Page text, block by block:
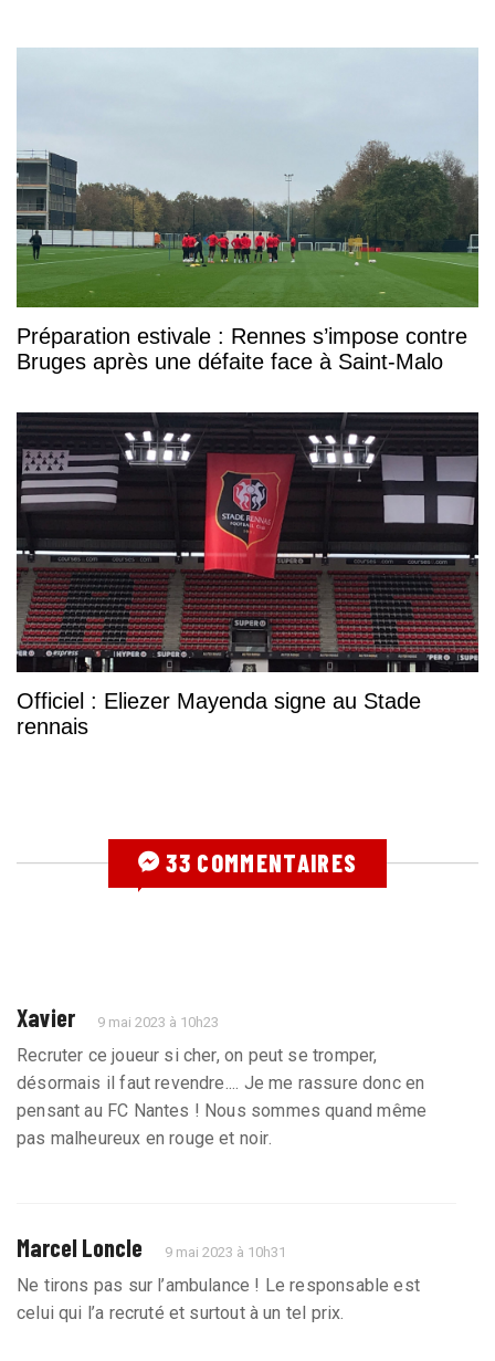
Préparation estivale : Rennes s’impose contre
Bruges après une défaite face à Saint-Malo
Officiel : Eliezer Mayenda signe au Stade
rennais
33 COMMENTAIRES
Xavier 9 mai 2023 à 10h23
Recruter ce joueur si cher, on peut se tromper,
désormais il faut revendre.... Je me rassure donc en
pensant au FC Nantes ! Nous sommes quand même
pas malheureux en rouge et noir.
Marcel Loncle 9 mai 2023 à 10h31
Ne tirons pas sur l’ambulance ! Le responsable est
celui qui l’a recruté et surtout à un tel prix.